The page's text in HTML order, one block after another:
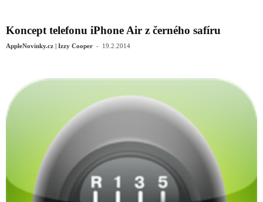
Koncept telefonu iPhone Air z černého safíru
AppleNovinky.cz | Izzy Cooper - 19.2.2014